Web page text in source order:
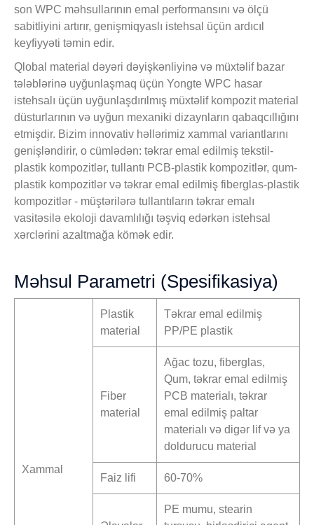
son WPC məhsullarının emal performansını və ölçü
sabitliyini artırır, genişmiqyaslı istehsal üçün ardıcıl
keyfiyyəti təmin edir.
Qlobal material dəyəri dəyişkənliyinə və müxtəlif bazar
tələblərinə uyğunlaşmaq üçün Yongte WPC hasar
istehsalı üçün uyğunlaşdırılmış müxtəlif kompozit material
düsturlarının və uyğun mexaniki dizaynların qabaqcıllığını
etmişdir. Bizim innovativ həllərimiz xammal variantlarını
genişləndirir, o cümlədən: təkrar emal edilmiş tekstil-
plastik kompozitlər, tullantı PCB-plastik kompozitlər, qum-
plastik kompozitlər və təkrar emal edilmiş fiberglas-plastik
kompozitlər - müştərilərə tullantıların təkrar emalı
vasitəsilə ekoloji davamlılığı təşviq edərkən istehsal
xərclərini azaltmağa kömək edir.
Məhsul Parametri (Spesifikasiya)
Xammal
Plastik
material
Təkrar emal edilmiş
PP/PE plastik
Fiber
material
Ağac tozu, fiberglas,
Qum, təkrar emal edilmiş
PCB materialı, təkrar
emal edilmiş paltar
materialı və digər lif və ya
doldurucu material
Faiz lifi 60-70%
PE mumu, stearin